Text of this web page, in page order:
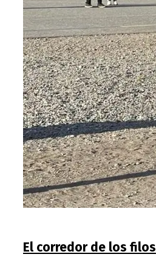
El corredor de los filos